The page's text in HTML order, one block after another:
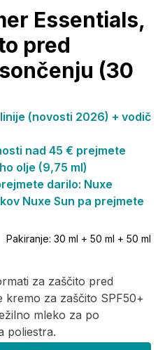
Essentials,
pred
(30
za zaščito pred
kremo za zaščito SPF50+
mleko za po
poliestra.
Pakiranje: 30 ml + 50 ml + 50 ml
(novosti 2026) + vodič
nad 45 € prejmete
olje (9,75 ml)
darilo: Nuxe
Nuxe Sun pa prejmete